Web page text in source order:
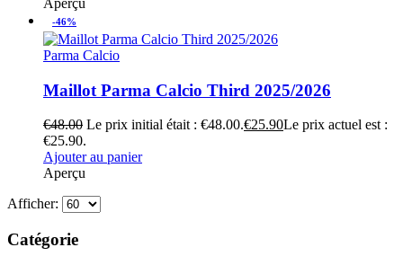
-46%
Parma Calcio
Maillot Parma Calcio Third 2025/2026
€48.00 Le prix initial était : €48.00.€25.90Le prix actuel est :
€25.90.
Ajouter au panier
Aperçu
Afficher:
Catégorie